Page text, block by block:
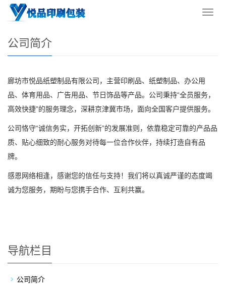
导
您的位置：网站首页>
公司简介
廊坊市悦品纸塑制品有限公司，主营印刷品、纸塑制品、办公用
品、体育用品、广告用品、节日饰品等产品。公司秉持“全员服务，
高效快捷”的服务理念，深耕京津冀市场，面向全国客户提供服务。
公司恪守“诚信务实，开拓创新”的发展准则，依靠稳定可靠的产品品
质、贴心细致的耐心服务对待每一位合作伙伴，持续打造自有品
牌。
感恩网络相逢，感谢您的信任与支持！我们将以真诚严谨的态度竭
诚为您服务，期盼与您携手合作、互利共赢。
导航栏目
公司简介